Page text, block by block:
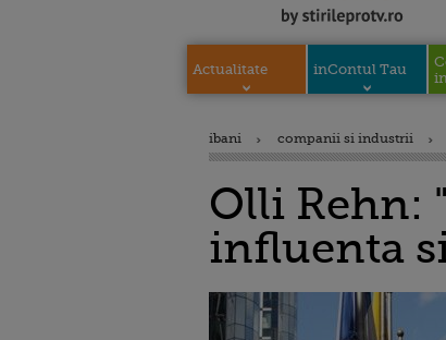
Actualitate inContul Tau
ibani companii si industrii
Olli Rehn:
influenta